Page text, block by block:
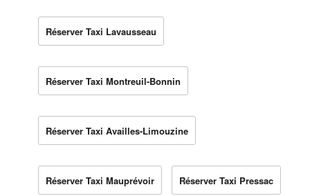
Réserver Taxi Lavausseau
Réserver Taxi Montreuil-Bonnin
Réserver Taxi Availles-Limouzine
Réserver Taxi Mauprévoir Réserver Taxi Pressac